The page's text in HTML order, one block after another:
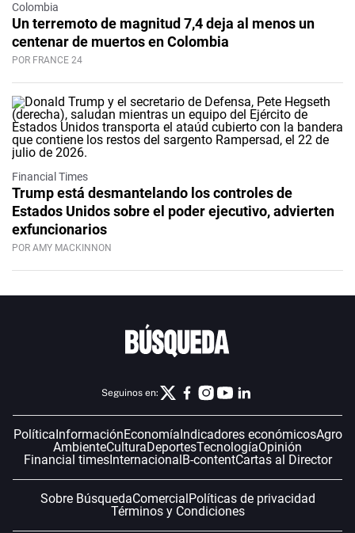
Colombia
Un terremoto de magnitud 7,4 deja al menos un
centenar de muertos en Colombia
POR FRANCE 24
Financial Times
Trump está desmantelando los controles de
Estados Unidos sobre el poder ejecutivo, advierten
exfuncionarios
POR AMY MACKINNON
Seguinos en:
PolíticaInformaciónEconomíaIndicadores económicosAgro
AmbienteCulturaDeportesTecnologíaOpinión
Financial timesInternacionalB-contentCartas al Director
Sobre BúsquedaComercialPolíticas de privacidad
Términos y Condiciones